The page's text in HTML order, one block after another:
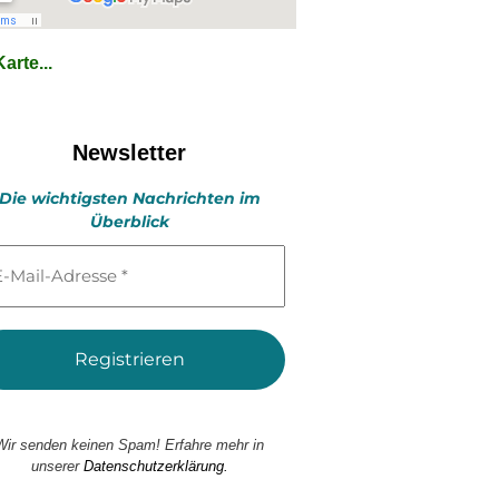
Newsletter
Die wichtigsten Nachrichten im
Überblick
senden keinen Spam! Erfahre mehr in
unserer Datenschutzerklärung.